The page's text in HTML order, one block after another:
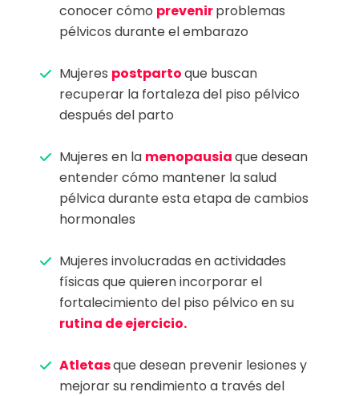
conocer cómo prevenirproblemas
pélvicos durante el embarazo
Mujeres postpartoque buscan
recuperar la fortaleza del piso pélvico
después del parto
Mujeres en la menopausiaque desean
entender cómo mantener la salud
pélvica durante esta etapa de cambios
hormonales
Mujeres involucradas en actividades
físicas que quieren incorporar el
fortalecimiento del piso pélvico en su
rutina de ejercicio.
Atletasque desean prevenir lesiones y
mejorar su rendimiento a través del